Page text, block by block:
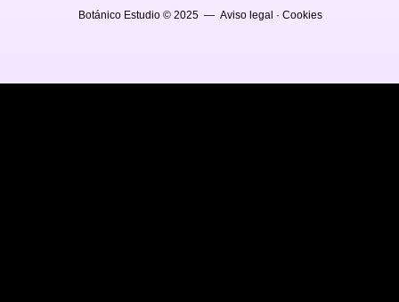
Botánico Estudio © 2025 — Aviso legal · Cookies